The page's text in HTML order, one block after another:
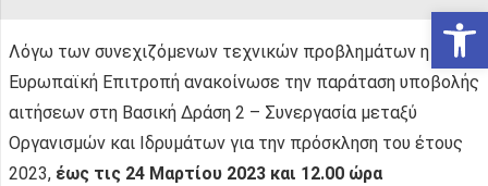
Λόγω των συνεχιζόμενων τεχνικών προβλημάτων η
Ευρωπαϊκή Επιτροπή ανακοίνωσε την παράταση υποβολής
αιτήσεων στη Βασική Δράση 2 – Συνεργασία μεταξύ
Οργανισμών και Ιδρυμάτων για την πρόσκληση του έτους
2023, έως τις 24 Μαρτίου 2023 και 12.00 ώρα